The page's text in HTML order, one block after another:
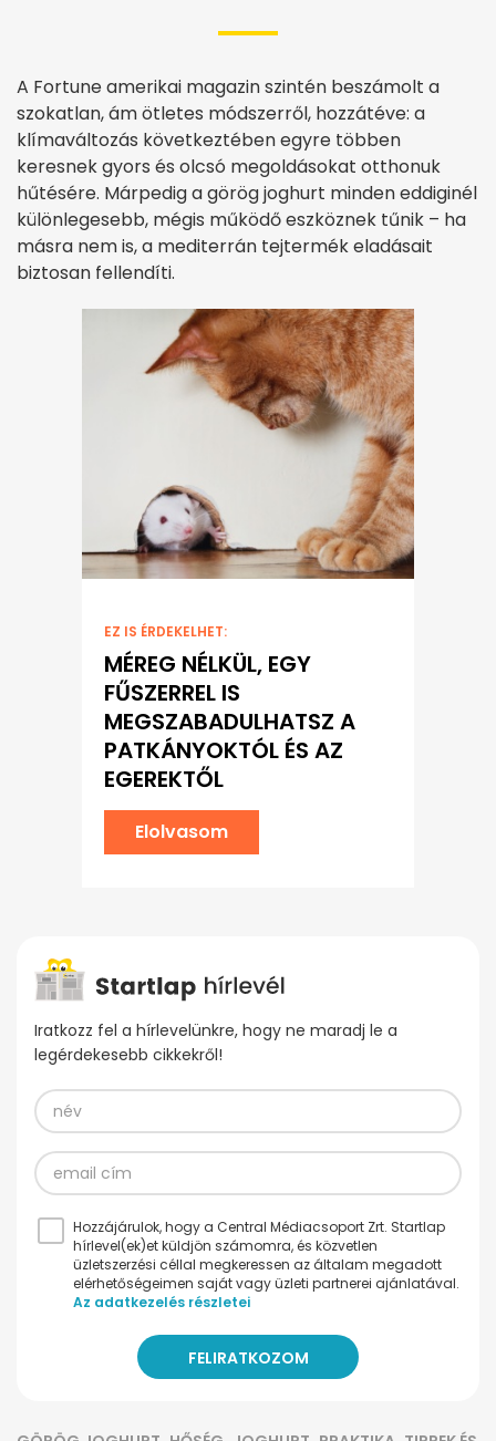
A Fortune amerikai magazin szintén beszámolt a
szokatlan, ám ötletes módszerről, hozzátéve: a
klímaváltozás következtében egyre többen
keresnek gyors és olcsó megoldásokat otthonuk
hűtésére. Márpedig a görög joghurt minden eddiginél
különlegesebb, mégis működő eszköznek tűnik – ha
másra nem is, a mediterrán tejtermék eladásait
biztosan fellendíti.
EZ IS ÉRDEKELHET:
MÉREG NÉLKÜL, EGY
FŰSZERREL IS
MEGSZABADULHATSZ A
PATKÁNYOKTÓL ÉS AZ
EGEREKTŐL
Elolvasom
Iratkozz fel a hírlevelünkre, hogy ne maradj le a
legérdekesebb cikkekről!
Hozzájárulok, hogy a Central Médiacsoport Zrt. Startlap
hírlevel(ek)et küldjön számomra, és közvetlen
üzletszerzési céllal megkeressen az általam megadott
elérhetőségeimen saját vagy üzleti partnerei ajánlatával.
Az adatkezelés részletei